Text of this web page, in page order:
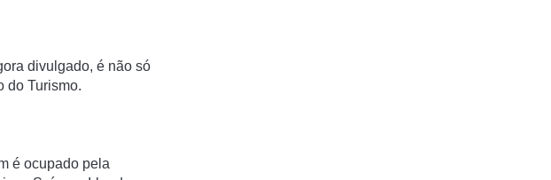
divulgado, é não só
do Turismo.
é ocupado pela